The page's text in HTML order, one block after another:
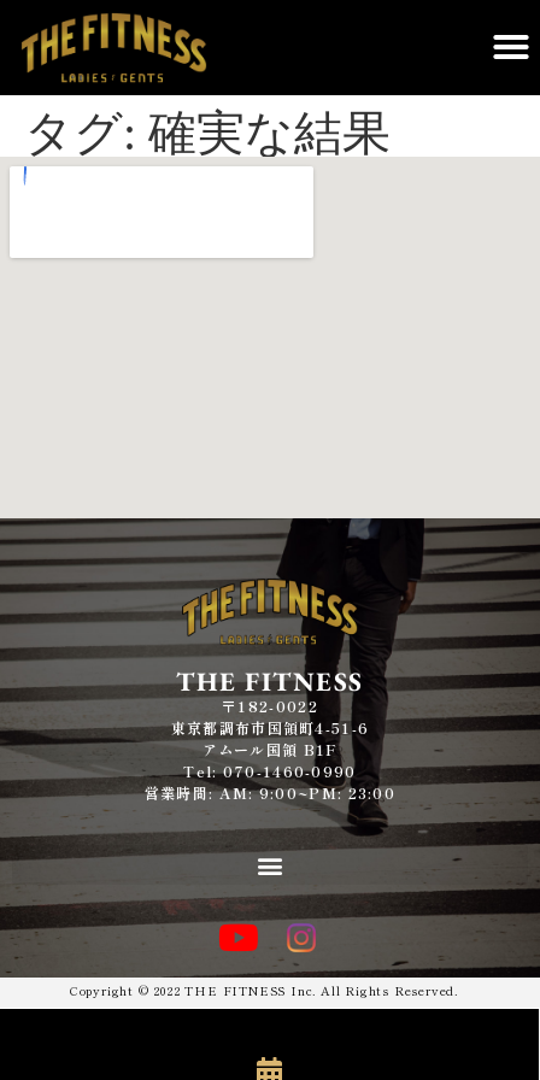
タグ: 確実な結果
THE FITNESS
〒182-0022
東京都調布市国領町4-51-6
アムール国領 B1F
Tel: 070-1460-0990
営業時間: AM: 9:00~PM: 23:00
Copyright © 2022 THE FITNESS Inc. All Rights Reserved.